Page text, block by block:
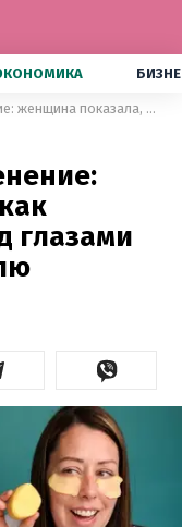
Неожиданное применение: женщина показала, как уменьшить круги под глазами благодаря картофелю
глазами